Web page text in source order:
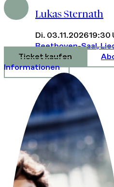
Ebene 2 Platzhalter
Lukas Sternath
Di. 03.11.202619:30
Beethoven-Saal,
Ticket kaufen
Informationen